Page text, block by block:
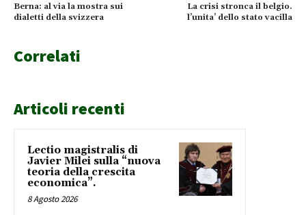
Berna: al via la mostra sui
dialetti della svizzera
La crisi stronca il belgio.
l’unita’ dello stato vacilla
Correlati
Articoli recenti
Lectio magistralis di
Javier Milei sulla “nuova
teoria della crescita
economica”.
8 Agosto 2026